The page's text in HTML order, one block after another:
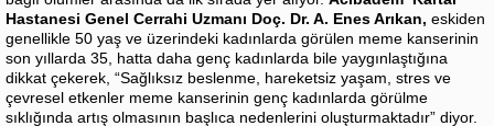
Hastanesi Genel Cerrahi Uzmanı Doç. Dr. A. Enes Arıkan, eskiden
genellikle 50 yaş ve üzerindeki kadınlarda görülen meme kanserinin
son yıllarda 35, hatta daha genç kadınlarda bile yaygınlaştığına
dikkat çekerek, “Sağlıksız beslenme, hareketsiz yaşam, stres ve
çevresel etkenler meme kanserinin genç kadınlarda görülme
sıklığında artış olmasının başlıca nedenlerini oluşturmaktadır” diyor.